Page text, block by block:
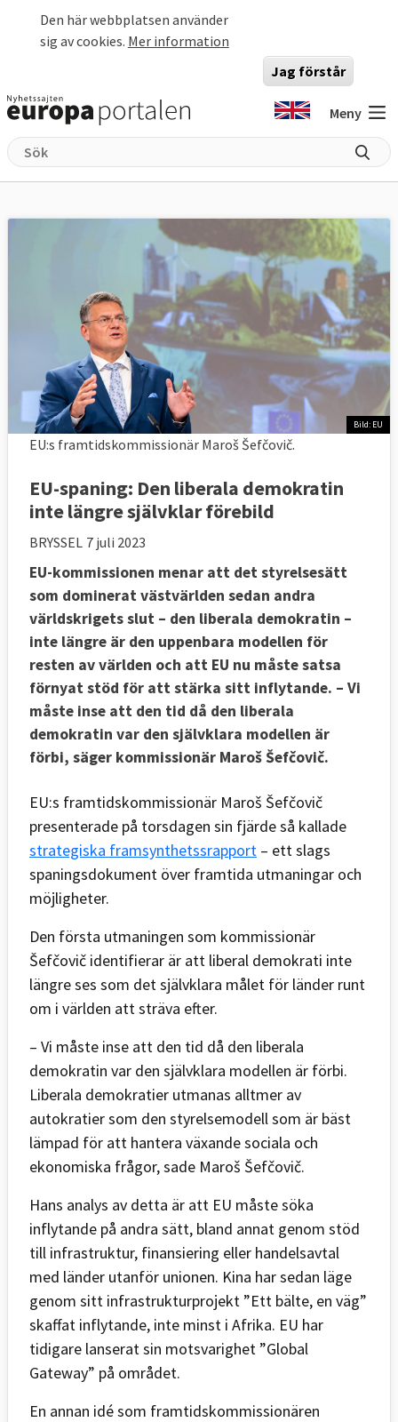
Den här webbplatsen använder
sig av cookies. Mer information
Jag förstår
Meny
Bild: EU
EU:s framtidskommissionär Maroš Šefčovič.
EU-spaning: Den liberala demokratin
inte längre självklar förebild
BRYSSEL 7 juli 2023
EU-kommissionen menar att det styrelsesätt
som dominerat västvärlden sedan andra
världskrigets slut – den liberala demokratin –
inte längre är den uppenbara modellen för
resten av världen och att EU nu måste satsa
förnyat stöd för att stärka sitt inflytande. – Vi
måste inse att den tid då den liberala
demokratin var den självklara modellen är
förbi, säger kommissionär Maroš Šefčovič.
EU:s framtidskommissionär Maroš Šefčovič
presenterade på torsdagen sin fjärde så kallade
strategiska framsynthetssrapport – ett slags
spaningsdokument över framtida utmaningar och
möjligheter.
Den första utmaningen som kommissionär
Šefčovič identifierar är att liberal demokrati inte
längre ses som det självklara målet för länder runt
om i världen att sträva efter.
– Vi måste inse att den tid då den liberala
demokratin var den självklara modellen är förbi.
Liberala demokratier utmanas alltmer av
autokratier som den styrelsemodell som är bäst
lämpad för att hantera växande sociala och
ekonomiska frågor, sade Maroš Šefčovič.
Hans analys av detta är att EU måste söka
inflytande på andra sätt, bland annat genom stöd
till infrastruktur, finansiering eller handelsavtal
med länder utanför unionen. Kina har sedan läge
genom sitt infrastrukturprojekt ”Ett bälte, en väg”
skaffat inflytande, inte minst i Afrika. EU har
tidigare lanserat sin motsvarighet ”Global
Gateway” på området.
En annan idé som framtidskommissionären